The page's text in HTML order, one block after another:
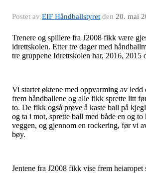
Postet av EIF Håndballstyret den 20. mai
Trenere og spillere fra J2008 fikk være
idrettskolen. Etter tre dager med
tre gruppene Idrettskolen har, 2016, 2015
Vi startet øktene med oppvarming av
frem håndballene og alle fikk sprette litt
to. De fikk også prøve å kaste ball på
og ta i mot, sprette ball med både en og to
veggen, og gjennom en rockering, før vi
bøy.
Jentene fra J2008 fikk vise frem